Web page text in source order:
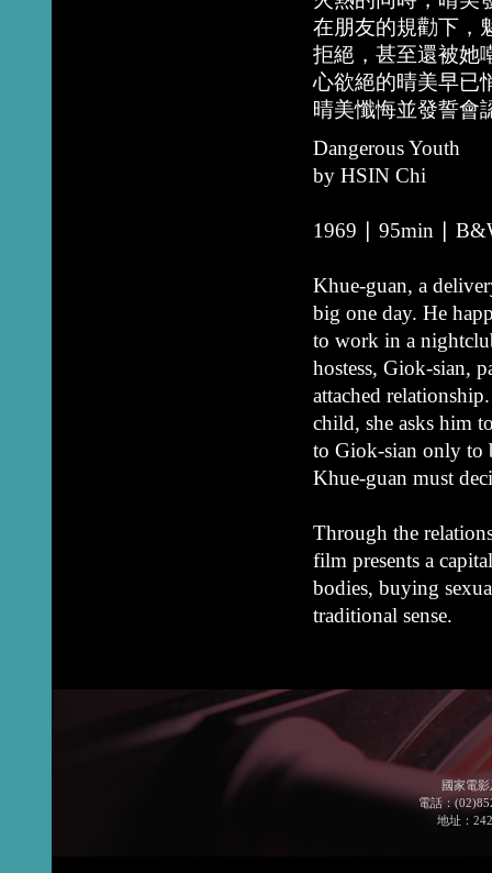
在朋友的規勸下，
拒絕，甚至還被她
心欲絕的晴美早已
晴美懺悔並發誓會
Dangerous Youth
by HSIN Chi
1969 ∣ 95min ∣
Khue-guan, a
big one day. He
to work in a
hostess, Giok-sian,
attached
child, she asks him
to Giok-sian only to
Khue-guan must
Through the
film presents a
bodies, buying
traditional sense.
國家電
電話：
地址：